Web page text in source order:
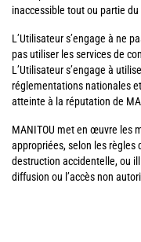
inaccessible tout ou partie du
L’Utilisateur s’engage à ne
pas utiliser les services de
L’Utilisateur s’engage à
réglementations nationales
atteinte à la réputation de
MANITOU met en œuvre les
appropriées, selon les règles
destruction accidentelle, ou
diffusion ou l’accès non